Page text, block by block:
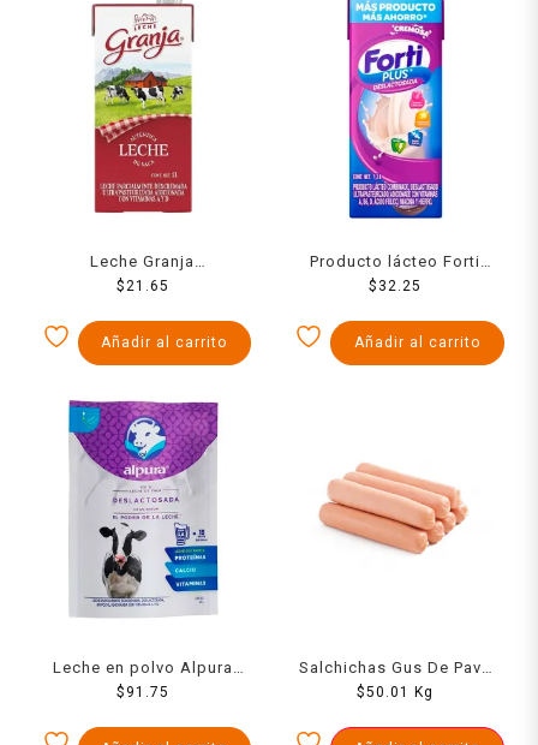
Leche Granja
semidescremada 1 l
$21.65
Añadir al carrito
Producto lácteo Forti
Leche deslactosada 1.5 l
$ 32.25
Añadir al carrito
Leche en polvo Alpura
deslactosada 460 g
$ 91.75
Salchichas Gus De Pavo
1000 Grs
$50.01 Kg